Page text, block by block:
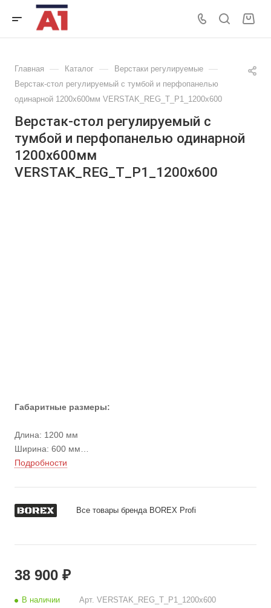
Главная — Каталог — Верстаки регулируемые —
Верстак-стол регулируемый с тумбой и перфопанелью
одинарной 1200х600мм VERSTAK_REG_T_P1_1200х600
Верстак-стол регулируемый с
тумбой и перфопанелью одинарной
1200х600мм
VERSTAK_REG_T_P1_1200х600
Габаритные размеры:
Длина: 1200 мм
Ширина: 600 мм
Высота стола: 690-960 мм
Вес: 60 кг
Подробности
Все товары бренда BOREX Profi
38 900 ₽
В наличии Арт. VERSTAK_REG_T_P1_1200х600